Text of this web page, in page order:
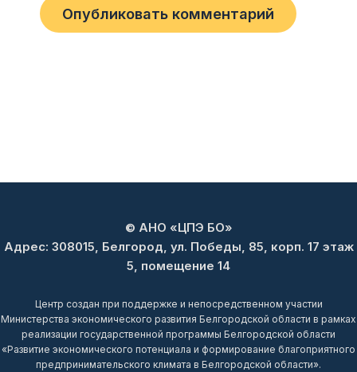
© АНО «ЦПЭ БО»
Адрес: 308015, Белгород, ул. Победы, 85, корп. 17 этаж
5, помещение 14
Центр создан при поддержке и непосредственном участии
Министерства экономического развития Белгородской области в рамках
реализации государственной программы Белгородской области
«Развитие экономического потенциала и формирование благоприятного
предпринимательского климата в Белгородской области».